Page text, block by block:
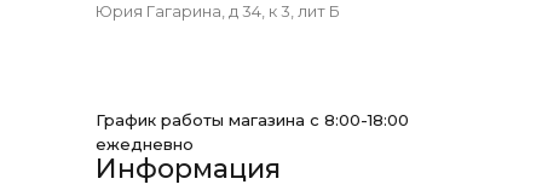
Юрия Гагарина, д 34, к 3, лит Б
График работы магазина с 8:00-18:00
ежедневно
Информация